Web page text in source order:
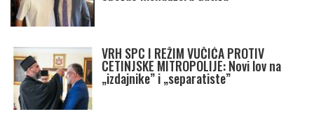
VRH SPC I REŽIM VUČIĆA PROTIV
CETINJSKE MITROPOLIJE: Novi lov na
„izdajnike” i „separatiste”